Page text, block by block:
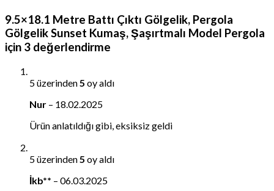
9.5×18.1 Metre Battı Çıktı Gölgelik, Pergola
Gölgelik Sunset Kumaş, Şaşırtmalı Model Pergola
için 3 değerlendirme
5 üzerinden5 oy aldı
Nur – 18.02.2025
Ürün anlatıldığı gibi, eksiksiz geldi
5 üzerinden5 oy aldı
İkb** – 06.03.2025